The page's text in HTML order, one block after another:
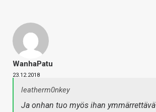
WanhaPatu
23.12.2018
leatherm0nkey
Ja onhan tuo myös ihan ymmärrettävä